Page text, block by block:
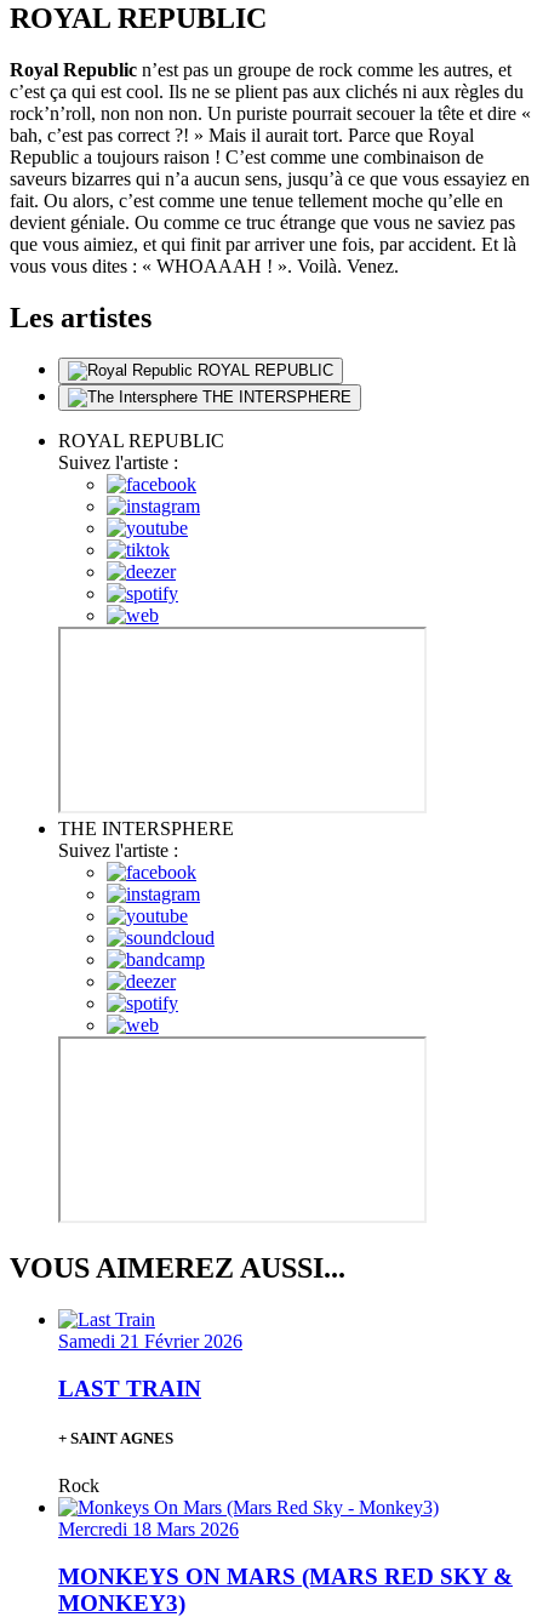
ROYAL REPUBLIC
Royal Republic n’est pas un groupe de rock comme les autres, et
c’est ça qui est cool. Ils ne se plient pas aux clichés ni aux règles du
rock’n’roll, non non non. Un puriste pourrait secouer la tête et dire «
bah, c’est pas correct ?! » Mais il aurait tort. Parce que Royal
Republic a toujours raison ! C’est comme une combinaison de
saveurs bizarres qui n’a aucun sens, jusqu’à ce que vous essayiez en
fait. Ou alors, c’est comme une tenue tellement moche qu’elle en
devient géniale. Ou comme ce truc étrange que vous ne saviez pas
que vous aimiez, et qui finit par arriver une fois, par accident. Et là
vous vous dites : « WHOAAAH ! ». Voilà. Venez.
Les artistes
ROYAL REPUBLIC
THE INTERSPHERE
ROYAL REPUBLIC
Suivez l'artiste :
THE INTERSPHERE
Suivez l'artiste :
VOUS AIMEREZ AUSSI...
Samedi 21 Février 2026
LAST TRAIN
+ SAINT AGNES
Rock
Mercredi 18 Mars 2026
MONKEYS ON MARS (MARS RED SKY &
MONKEY3)